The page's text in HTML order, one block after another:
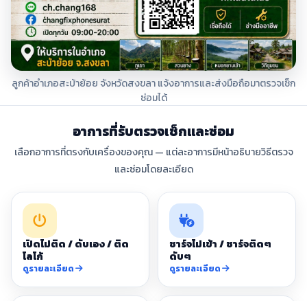
ลูกค้าอำเภอสะบ้าย้อย จังหวัดสงขลา แจ้งอาการและส่งมือถือมาตรวจเช็ก
ซ่อมได้
อาการที่รับตรวจเช็กและซ่อม
เลือกอาการที่ตรงกับเครื่องของคุณ — แต่ละอาการมีหน้าอธิบายวิธีตรวจ
และซ่อมโดยละเอียด
เปิดไม่ติด / ดับเอง / ติด
โลโก้
ดูรายละเอียด
ชาร์จไม่เข้า / ชาร์จติดๆ
ดับๆ
ดูรายละเอียด